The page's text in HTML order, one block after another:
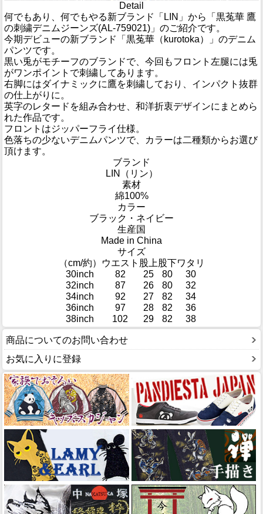
Detail
何でもあり、何でもやる新ブランド「LIN」から「黒菟華 鷹
の刺繍デニムジーンズ(AL-759021)」のご紹介です。
今期デビューの新ブランド「黒菟華（kurotoka）」のデニム
パンツです。
黒い兎がモチーフのブランドで、今回もフロント左腿には兎
がワンポイントで刺繍してあります。
右脚にはダイナミックに鷹を刺繍しており、インパクト抜群
の仕上がりに。
英字のレタードを組み合わせ、和洋折衷デザインにまとめら
れた作品です。
フロントはジッパーフライ仕様。
色落ちの少ないデニムパンツで、カラーは二種類からお選び
頂けます。
ブランド
LIN（リン）
素材
綿100%
カラー
ブラック・ネイビー
生産国
Made in China
サイズ
（cm/約）
ウエスト 股上股下 ワタリ
30inch
82 25 80
30
32inch
87 26 80
32
34inch
92 27 82
34
36inch
97 28 82
36
38inch
102 29 82 38
商品についてのお問い合わせ
お気に入りに登録